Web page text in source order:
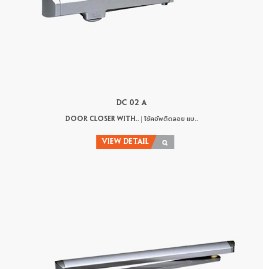
DC 02 A
DOOR CLOSER WITH.. | โช้คอัพติดลอย แบ..
VIEW DETAIL